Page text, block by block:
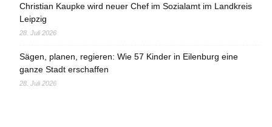
Christian Kaupke wird neuer Chef im Sozialamt im Landkreis
Leipzig
28. Juli 2026
Sägen, planen, regieren: Wie 57 Kinder in Eilenburg eine
ganze Stadt erschaffen
28. Juli 2026